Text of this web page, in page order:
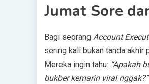
Jumat Sore
Bagi seorang Account
sering kali bukan tanda akhir
Mereka ingin tahu: “Apakah
bukber kemarin viral nggak?”